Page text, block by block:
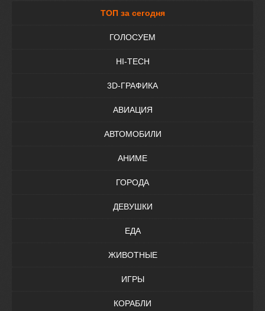
ТОП за сегодня
ГОЛОСУЕМ
HI-TECH
3D-ГРАФИКА
АВИАЦИЯ
АВТОМОБИЛИ
АНИМЕ
ГОРОДА
ДЕВУШКИ
ЕДА
ЖИВОТНЫЕ
ИГРЫ
КОРАБЛИ